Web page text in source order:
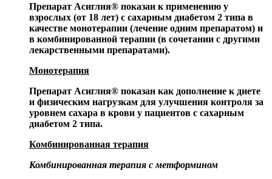
Препарат Асиглия® показан к применению у
взрослых (от 18 лет) с сахарным диабетом 2 типа в
качестве монотерапии (лечение одним препаратом) и
в комбинированной терапии (в сочетании с другими
лекарственными препаратами).
Монотерапия
Препарат Асиглия® показан как дополнение к диете
и физическим нагрузкам для улучшения контроля за
уровнем сахара в крови у пациентов с сахарным
диабетом 2 типа.
Комбинированная терапия
Комбинированная терапия с метформином